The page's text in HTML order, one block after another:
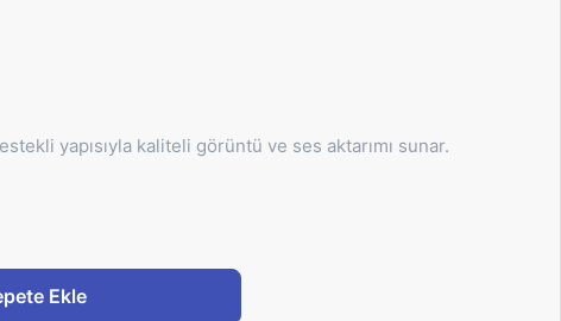
yapısıyla kaliteli görüntü ve ses aktarımı sunar.
Ekle